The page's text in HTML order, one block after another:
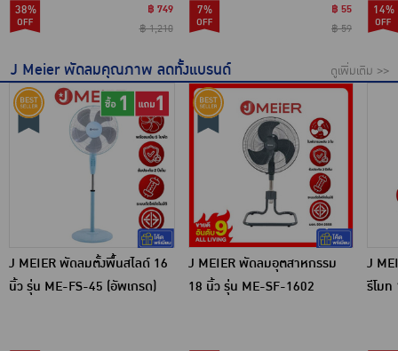
38%
฿ 749
฿ 1,210
7%
฿ 55
฿ 59
12 ชิ้
14%
J Meier พัดลมคุณภาพ ลดทั้งแบรนด์ ดูเพิ่มเติม >>
J MEIER พัดลมตั้งพื้นสไลด์ 16
นิ้ว รุ่น ME-FS-45 (อัพเกรด)
J MEIER พัดลมอุตสาหกรรม
18 นิ้ว รุ่น ME-SF-1602
J
รีโมท